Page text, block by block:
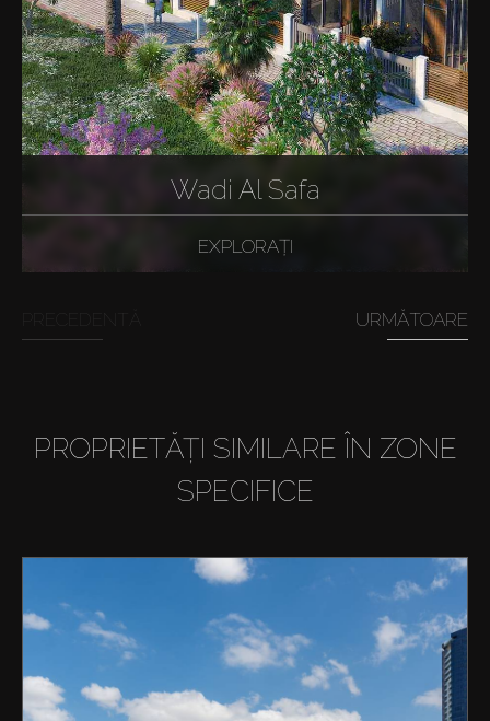
Wadi Al Safa
EXPLORAȚI
URMĂTOARE
PROPRIETĂȚI SIMILARE ÎN ZONE
SPECIFICE